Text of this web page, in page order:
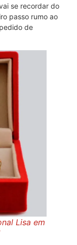
se recordar do
passo rumo ao
de
Lisa em